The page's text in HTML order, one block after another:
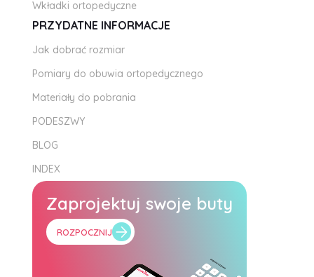
Wkładki ortopedyczne
PRZYDATNE INFORMACJE
Jak dobrać rozmiar
Pomiary do obuwia ortopedycznego
Materiały do pobrania
PODESZWY
BLOG
INDEX
Zaprojektuj swoje buty
ROZPOCZNIJ